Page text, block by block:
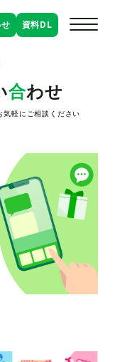
資料DL
合わせ
気軽にご相談ください